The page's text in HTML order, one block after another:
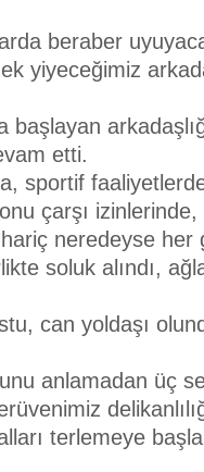
beraber
yiyeceğimiz
başlayan
etti.
sportif
çarşı
neredeyse
soluk alındı,
can yoldaşı
anlamadan üç
terlemeye